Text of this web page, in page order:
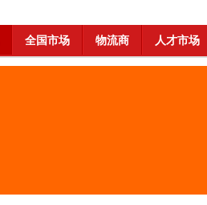
全国市场 物流商 人才市场